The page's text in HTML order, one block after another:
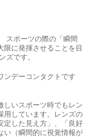
スポーツの際の「瞬間
限に発揮させることを目
ズです。
ンデーコンタクトです
しいスポーツ時でもレン
用しています。レンズの
定した見え方」、「良好
い（瞬間的に視覚情報が